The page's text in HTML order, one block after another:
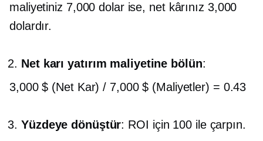
maliyetiniz 7,000 dolar ise, net kârınız 3,000
dolardır.
Net karı yatırım maliyetine bölün:
3,000 $ (Net Kar) / 7,000 $ (Maliyetler) = 0.43
Yüzdeye dönüştür: ROI için 100 ile çarpın.